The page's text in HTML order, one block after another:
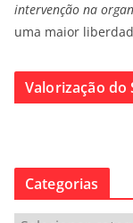
intervenção na
uma maior
Valorização do
Categorias